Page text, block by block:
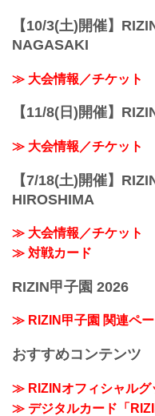
【10/3(土)開催】
NAGASAKI
≫ 大会情報／チケット
【11/8(日)開催】
≫ 大会情報／チケット
【7/18(土)開催】
HIROSHIMA
≫ 大会情報／チケット
≫ 対戦カード
RIZIN甲子園 2026
≫ RIZIN甲子園 関連ペ
おすすめコンテンツ
≫ RIZINオフィシャルグ
≫ デジタルカード「